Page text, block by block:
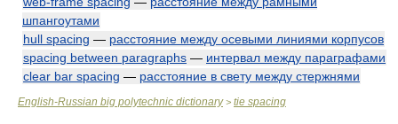
шпангоутами
hull spacing — расстояние между осевыми линиями корпусов
spacing between paragraphs — интервал между параграфами
clear bar spacing — расстояние в свету между стержнями
English-Russian big polytechnic dictionary> tie spacing